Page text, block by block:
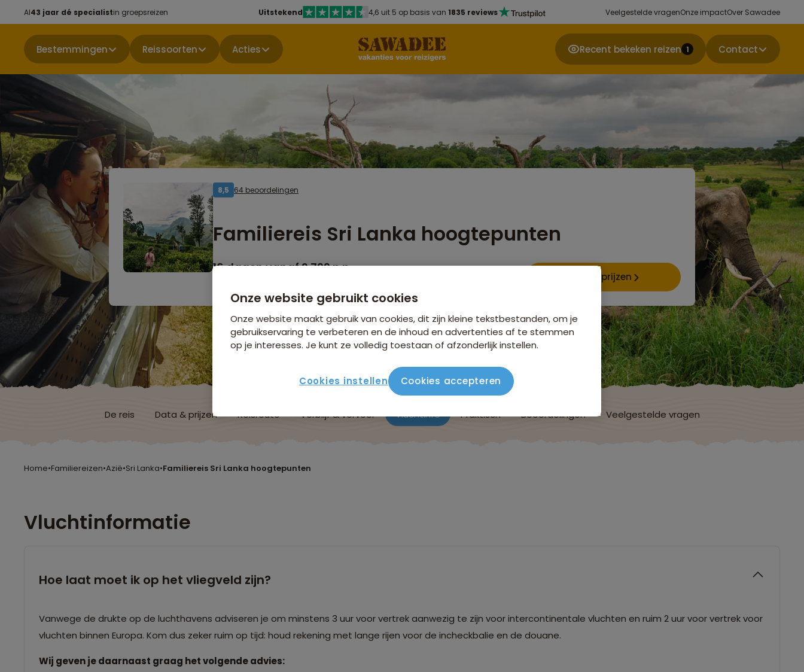
Al43 jaar dé specialistin groepsreizen Uitstekend 4,6 uit 5 op basis van 1835 reviews Veelgestelde vragenOnze impactOver Sawadee
Bestemmingen Reissoorten Acties Recent bekeken reizen 1 Contact
8,5 64 beoordelingen
Familiereis Sri Lanka hoogtepunten
16 dagen vanaf 2.799 p.p.
Data & prijzen
De reis Data & prijzen Reisroute Verblijf & vervoer Vluchtinfo Praktisch Beoordelingen Veelgestelde vragen
Home•Familiereizen•Azië•Sri Lanka•Familiereis Sri Lanka hoogtepunten
Vluchtinformatie
Hoe laat moet ik op het vliegveld zijn?
Vanwege de drukte op de luchthavens adviseren je om minstens 3 uur voor vertrek aanwezig te zijn voor intercontinentale vluchten en ruim 2 uur voor vertrek voor
vluchten binnen Europa. Kom dus zeker ruim op tijd: houd rekening met lange rijen voor de incheckbalie en de douane.
Wij geven je daarnaast graag het volgende advies:
Onze website gebruikt cookies
Onze website maakt gebruik van cookies, dit zijn kleine tekstbestanden, om je
gebruikservaring te verbeteren en de inhoud en advertenties af te stemmen
op je interesses. Je kunt ze volledig toestaan of afzonderlijk instellen.
Cookies instellen Cookies accepteren